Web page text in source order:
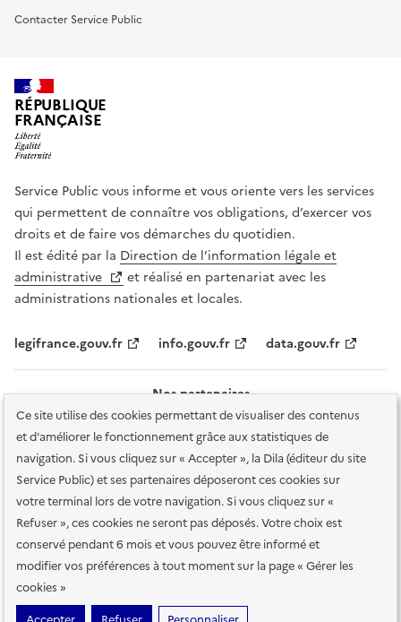
Ce site utilise des cookies permettant de visualiser des contenus
et d'améliorer le fonctionnement grâce aux statistiques de
navigation. Si vous cliquez sur « Accepter », la Dila (éditeur du site
Service Public) et ses partenaires déposeront ces cookies sur
votre terminal lors de votre navigation. Si vous cliquez sur «
Refuser », ces cookies ne seront pas déposés. Votre choix est
conservé pendant 6 mois et vous pouvez être informé et
modifier vos préférences à tout moment sur la page « Gérer les
cookies »
Contacter Service Public
RÉPUBLIQUE
FRANÇAISE
Service Public vous informe et vous oriente vers les services
qui permettent de connaître vos obligations, d’exercer vos
droits et de faire vos démarches du quotidien.
Il est édité par la Direction de l’information légale et
administrative
et réalisé en partenariat avec les
administrations nationales et locales.
legifrance.gouv.fr info.gouv.fr data.gouv.fr
Nos partenaires
Plan du site Accessibilité : totalement conforme
Accessibilité des
services en ligne Mentions légales Données personnelles et sécurité
Conditions générales d'utilisation Gestion des cookies
Sauf mention contraire, tous les contenus de ce site sont sous